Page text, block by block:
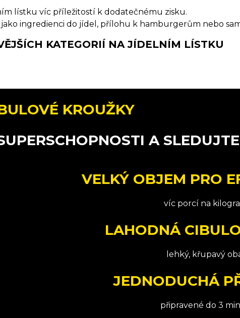
lístku víc příležitostí k dodatečnému zisku.
ingredienci do jídel, přílohu k hamburgerům nebo
KATEGORIÍ NA JÍDELNÍM LÍSTKU
KROUŽKY
A
VELKÝ OBJEM PRO
víc porcí na
LAHODNÁ
lehký, křupavý
JEDNODUCHÁ
připravené do 3